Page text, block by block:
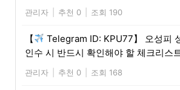
관리자 추천 0 조회 190
【
Telegram ID: KPU77】 오성피
인수 시 반드시 확인해야 할 체크리스
관리자 추천 0 조회 168